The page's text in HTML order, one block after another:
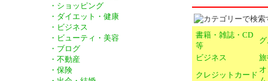
・ショッピング
・ダイエット・健康
・ビジネス
・ビューティ・美容
・ブログ
・不動産
・保険
書籍・雑誌・CD
等
ビジネス
クレジットカード